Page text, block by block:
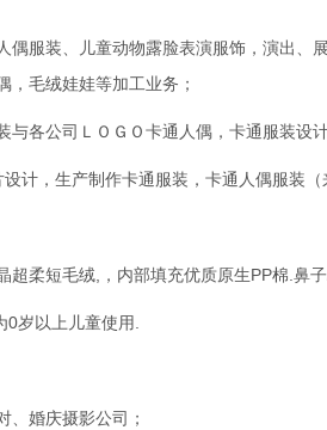
偶服装、儿童动物露脸表演服饰，演出、
，毛绒娃娃等加工业务；
各公司ＬＯＧＯ卡通人偶，卡通服装设
计，生产制作卡通服装，卡通人偶服装（
超柔短毛绒,，内部填充优质原生PP棉.鼻
0岁以上儿童使用.
、婚庆摄影公司；